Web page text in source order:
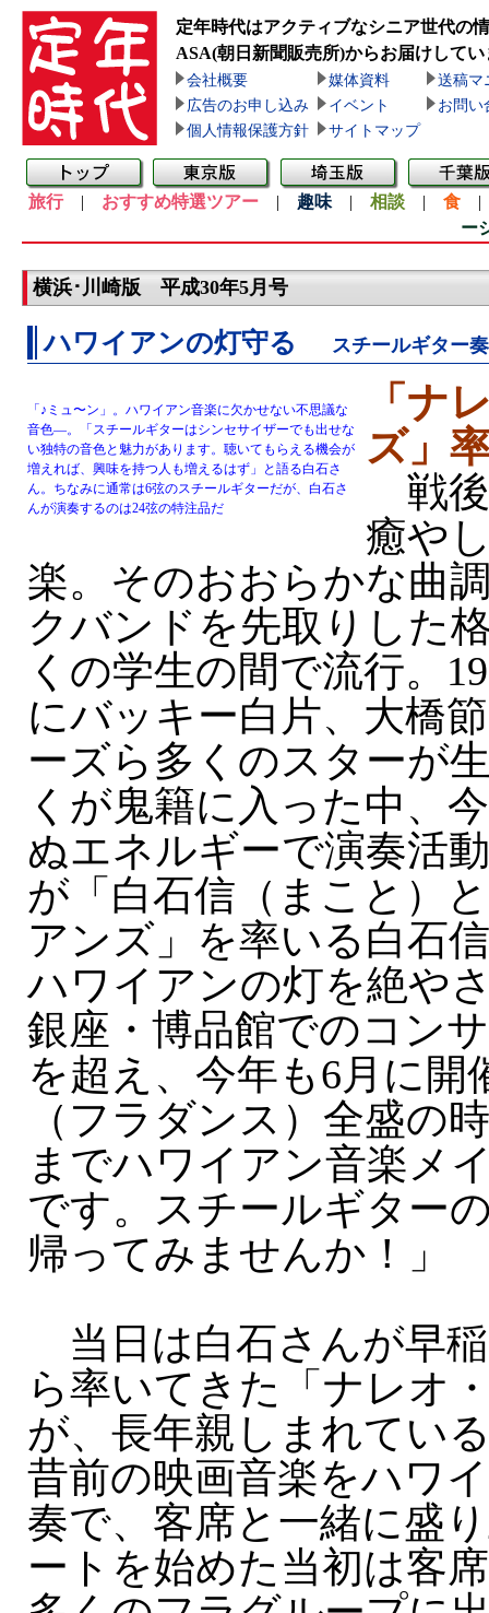
定年時代はアクティブなシニア世代の
ASA(朝日新聞販売所)からお届けしてい
会社概要 媒体資料
送稿マ
広告のお申し込み
イベント
お問い
個人情報保護方針
サイトマップ
旅行| おすすめ特選ツアー | 趣味 | 相談 | 食
ー
横浜･川崎版 平成30年5月号
ハワイアンの灯守る スチールギター
「♪ミュ〜ン」。ハワイアン音楽に欠かせない不思議な
音色—。「スチールギターはシンセサイザーでも出せな
い独特の音色と魅力があります。聴いてもらえる機会が
増えれば、興味を持つ人も増えるはず」と語る白石さ
ん。ちなみに通常は6弦のスチールギターだが、白石さ
んが演奏するのは24弦の特注品だ
「ナ
ズ」
戦後
癒や
楽。そのおおらかな曲
クバンドを先取りした
くの学生の間で流行。
にバッキー白片、大橋
ーズら多くのスターが
くが鬼籍に入った中、
ぬエネルギーで演奏活
が「白石信（まこと）
アンズ」を率いる白石
ハワイアンの灯を絶や
銀座・博品館でのコン
を超え、今年も6月に開
（フラダンス）全盛の
までハワイアン音楽メ
です。スチールギター
帰ってみませんか！」
当日は白石さんが早
ら率いてきた「ナレオ
が、長年親しまれてい
昔前の映画音楽をハワ
奏で、客席と一緒に盛
ートを始めた当初は客